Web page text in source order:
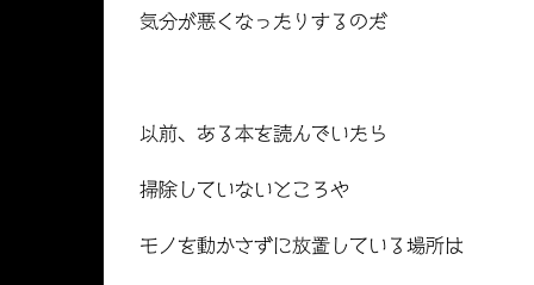
気分が悪くなったりするのだ
以前、ある本を読んでいたら
掃除していないところや
モノを動かさずに放置している場所は